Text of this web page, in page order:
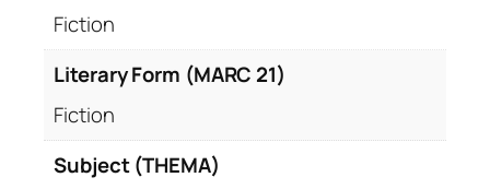
Fiction
Literary Form (MARC 21)
Fiction
Subject (THEMA)